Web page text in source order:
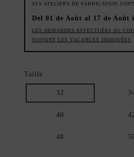
SES ATELIERS DE FABRICATION
Del 01 de Août al 17 de Août
LES DEMANDES EFFECTUÉES AU
SUIVANT LES VACANCES INDIQUÉES
Taille
32
40
48